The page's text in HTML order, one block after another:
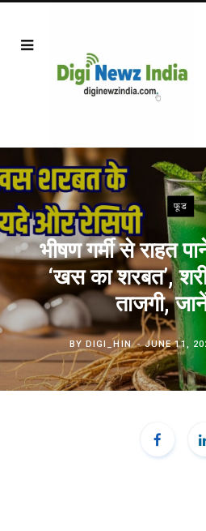
फूड
भीषण गर्मी से राहत
‘खस का शरबत’,
ताजगी,
BY DIGI_HIN JUNE 11,